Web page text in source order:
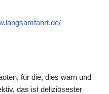
für die, dies warn und
das ist deliziösester